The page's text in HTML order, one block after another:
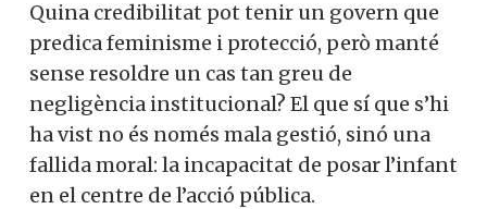
Quina credibilitat pot tenir un govern que
predica feminisme i protecció, però manté
sense resoldre un cas tan greu de
negligència institucional? El que sí que s’hi
ha vist no és només mala gestió, sinó una
fallida moral: la incapacitat de posar l’infant
en el centre de l’acció pública.